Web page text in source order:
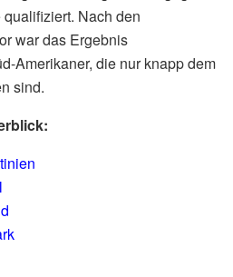
Nach den
war das Ergebnis
Amerikaner, die nur knapp dem
sind.